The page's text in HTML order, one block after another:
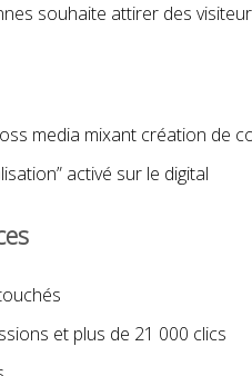
souhaite attirer des
media mixant création de
activé sur le digital
et plus de 21 000 clics